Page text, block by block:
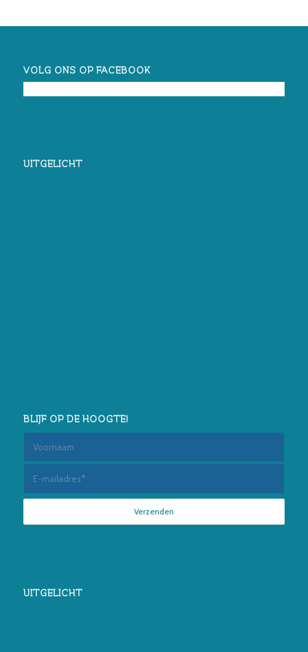
VOLG ONS OP FACEBOOK
UITGELICHT
BLIJF OP DE HOOGTE!
UITGELICHT